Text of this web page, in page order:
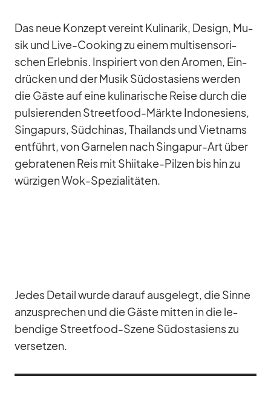
Das neue Kon­zept ver­eint Ku­li­na­rik, De­sign, Mu­
sik und Live-Coo­king zu ei­nem mul­ti­sen­so­ri­
schen Er­leb­nis. In­spi­riert von den Aro­men, Ein­
drü­cken und der Mu­sik Süd­ost­asi­ens wer­den
die Gäste auf eine ku­li­na­ri­sche Reise durch die
pul­sie­ren­den Street­food-Märkte In­do­ne­si­ens,
Sin­ga­purs, Süd­chi­nas, Thai­lands und Viet­nams
ent­führt, von Gar­ne­len nach Sin­ga­pur-Art über
ge­bra­te­nen Reis mit Shii­take-Pil­zen bis hin zu
wür­zi­gen Wok-Spe­zia­li­tä­ten.
Je­des De­tail wurde dar­auf aus­ge­legt, die Sinne
an­zu­spre­chen und die Gäste mit­ten in die le­
ben­dige Street­food-Szene Süd­ost­asi­ens zu
ver­set­zen.